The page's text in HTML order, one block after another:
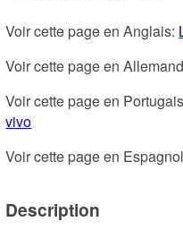
Voir cette page en Anglais:
Voir cette page en
Voir cette page en
vivo
Voir cette page en
Description